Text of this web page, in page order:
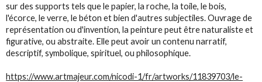
sur des supports tels que le papier, la roche, la toile, le bois,
l'écorce, le verre, le béton et bien d'autres subjectiles. Ouvrage de
représentation ou d'invention, la peinture peut être naturaliste et
figurative, ou abstraite. Elle peut avoir un contenu narratif,
descriptif, symbolique, spirituel, ou philosophique.
https://www.artmajeur.com/nicodi-1/fr/artworks/11839703/le-